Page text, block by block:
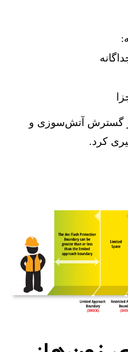
گسترش آتش‌سوزی و
کرد.